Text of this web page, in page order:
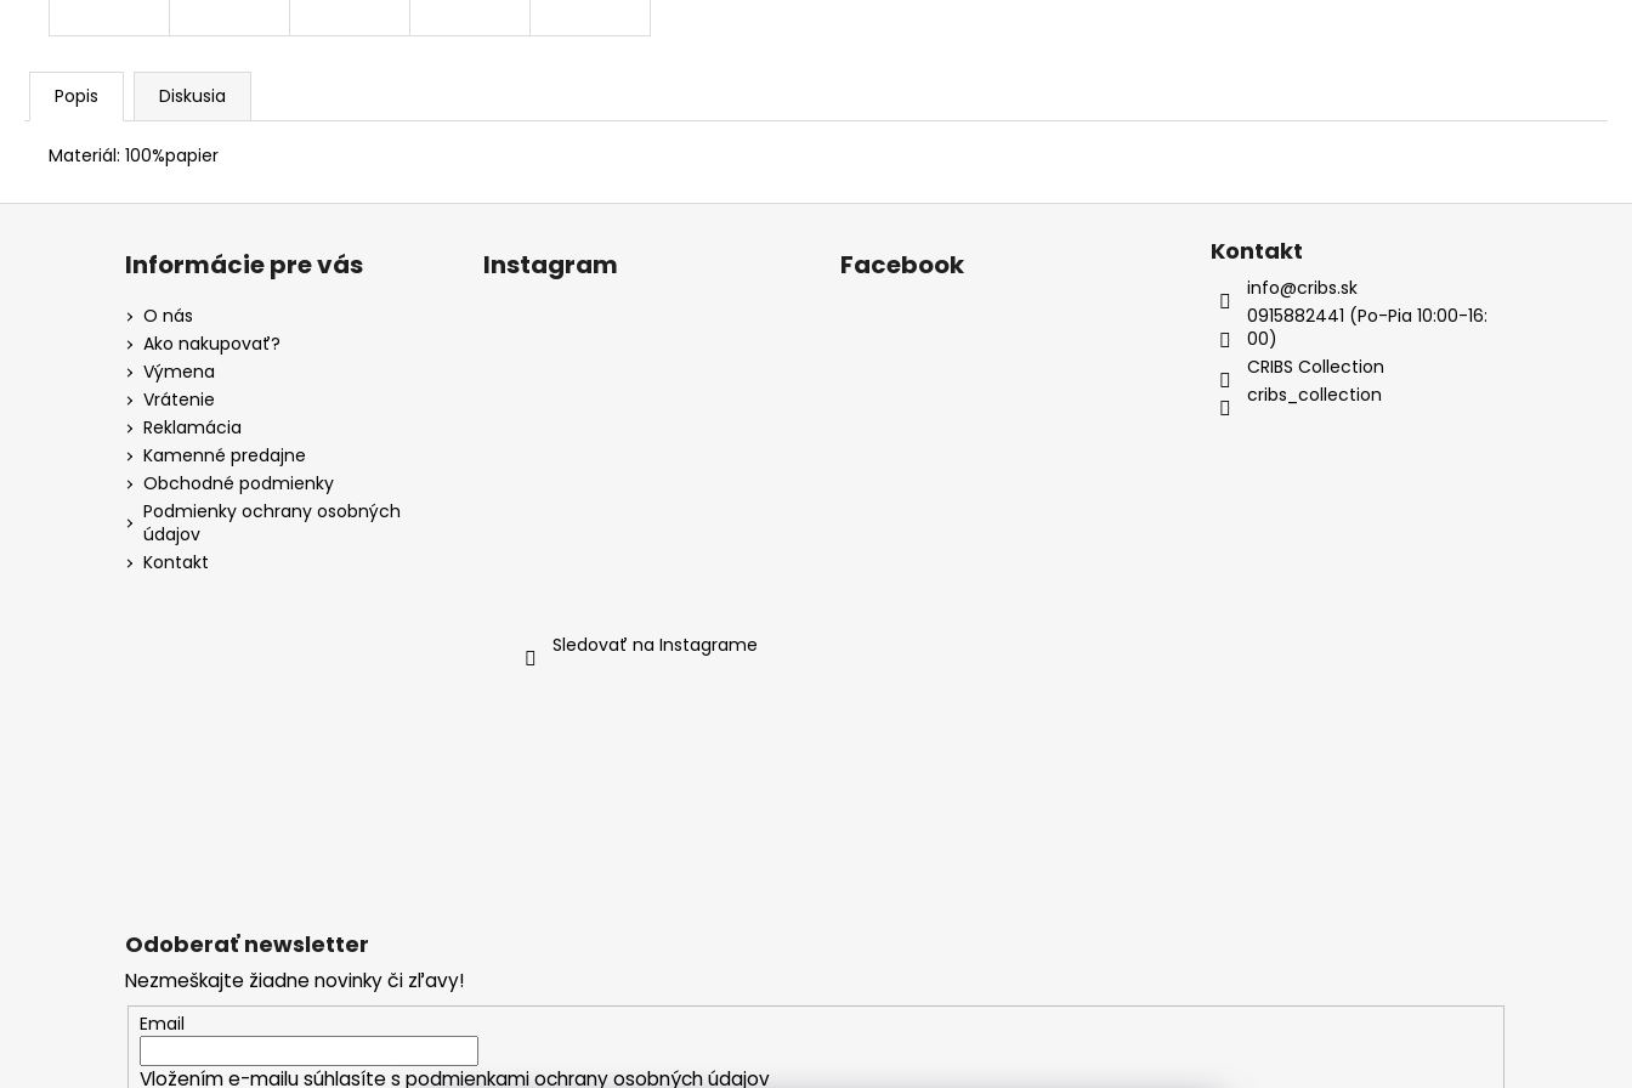
Popis Diskusia
Materiál: 100%papier
Z
Informácie pre vás
O nás
Ako nakupovať?
Výmena
Vrátenie
Reklamácia
Kamenné predajne
Obchodné podmienky
Podmienky ochrany osobných
údajov
Kontakt
Instagram
Sledovať na Instagrame
Facebook Kontakt
info@cribs.sk
0915882441 (Po-Pia 10:00-16:
00)
CRIBS Collection
cribs_collection
Odoberať newsletter
Nezmeškajte žiadne novinky či zľavy!
Email
Vložením e-mailu súhlasíte spodmienkami ochrany osobných údajov